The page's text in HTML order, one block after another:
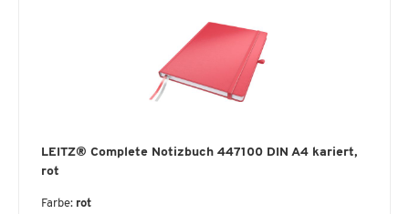
LEITZ® Complete Notizbuch 447100 DIN A4 kariert,
rot
Farbe: rot